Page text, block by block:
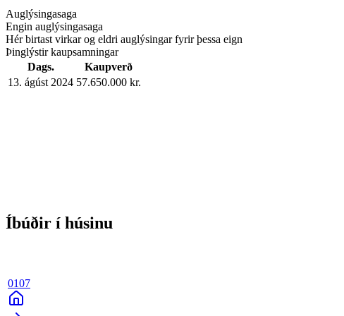
Auglýsingasaga
Engin auglýsingasaga
Hér birtast virkar og eldri auglýsingar fyrir þessa eign
Þinglýstir kaupsamningar
Dags.
Kaupverð
13. ágúst 2024 57.650.000 kr.
Íbúðir í húsinu
0107